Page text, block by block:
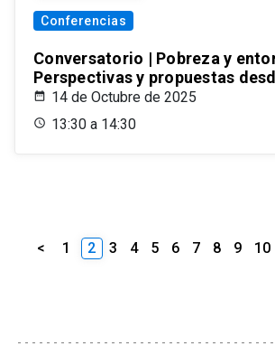
Conferencias
Conversatorio | Pobreza y
Perspectivas y propuestas
14 de Octubre de 2025
13:30 a 14:30
< 1 2 3 4 5 6 7 8 9 10